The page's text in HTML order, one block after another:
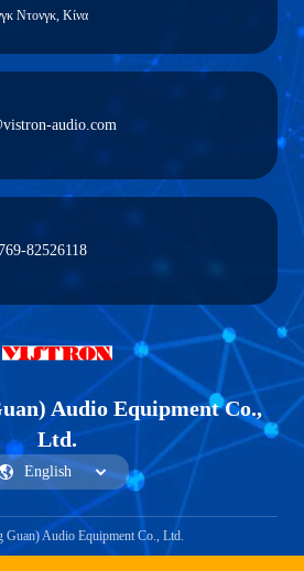
Ντονγκ, Κίνα
audio.com
82526118
Audio Equipment Co.,
Ltd.
Guan) Audio Equipment Co., Ltd.